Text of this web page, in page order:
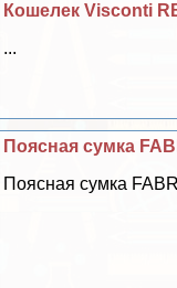
Кошелек Visconti
...
Поясная сумка
Поясная сумка